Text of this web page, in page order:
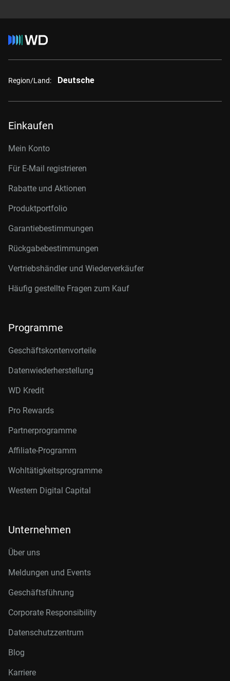
Region/Land: Deutsche
Einkaufen
Mein Konto
Für E-Mail registrieren
Rabatte und Aktionen
Produktportfolio
Garantiebestimmungen
Rückgabebestimmungen
Vertriebshändler und Wiederverkäufer
Häufig gestellte Fragen zum Kauf
Programme
Geschäftskontenvorteile
Datenwiederherstellung
WD Kredit
Pro Rewards
Partnerprogramme
Affiliate-Programm
Wohltätigkeitsprogramme
Western Digital Capital
Unternehmen
Über uns
Meldungen und Events
Geschäftsführung
Corporate Responsibility
Datenschutzzentrum
Blog
Karriere